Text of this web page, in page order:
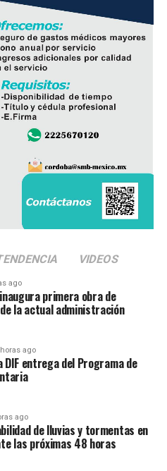
del Cabildo,
Públicas,
de Bienestar Social y
como vecinos que integran
informó que este tipo de
de mejoramiento
se ejecuta durante el
de renovar redes de
su vida útil y atender una de
la población.
VIDEOS
ago
primera obra de
la actual administración
ago
DIF entrega del Programa de
ago
de lluvias y tormentas en
las próximas 48 horas